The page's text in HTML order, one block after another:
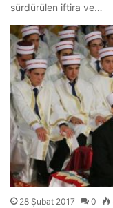
sürdürülen iftira ve…
28 Şubat 2017 0